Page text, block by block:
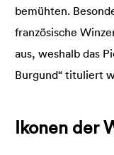
bemühten.
französische
aus, weshalb das
Burgund“ tituliert
Ikonen der